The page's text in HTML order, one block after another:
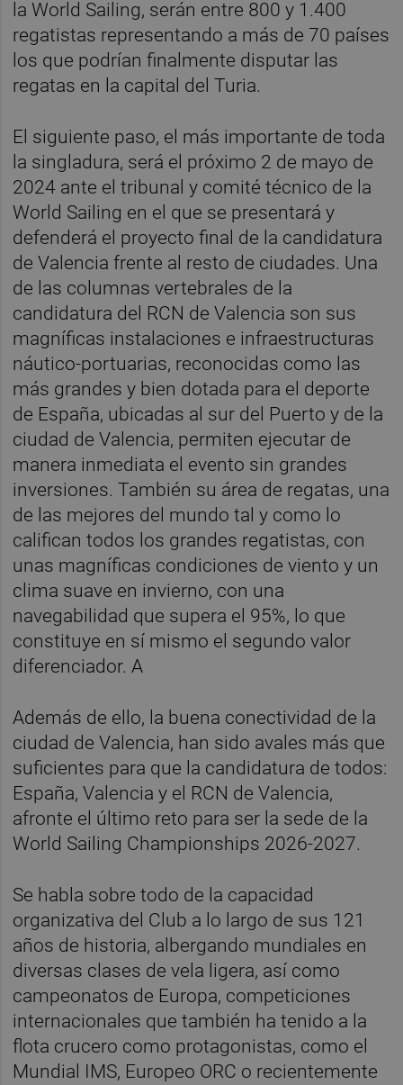
la World Sailing, serán entre 800 y 1.400
regatistas representando a más de 70 países
los que podrían finalmente disputar las
regatas en la capital del Turia.
El siguiente paso, el más importante de toda
la singladura, será el próximo 2 de mayo de
2024 ante el tribunal y comité técnico de la
World Sailing en el que se presentará y
defenderá el proyecto final de la candidatura
de Valencia frente al resto de ciudades. Una
de las columnas vertebrales de la
candidatura del RCN de Valencia son sus
magníficas instalaciones e infraestructuras
náutico-portuarias, reconocidas como las
más grandes y bien dotada para el deporte
de España, ubicadas al sur del Puerto y de la
ciudad de Valencia, permiten ejecutar de
manera inmediata el evento sin grandes
inversiones. También su área de regatas, una
de las mejores del mundo tal y como lo
califican todos los grandes regatistas, con
unas magníficas condiciones de viento y un
clima suave en invierno, con una
navegabilidad que supera el 95%, lo que
constituye en sí mismo el segundo valor
diferenciador. A
Además de ello, la buena conectividad de la
ciudad de Valencia, han sido avales más que
suficientes para que la candidatura de todos:
España, Valencia y el RCN de Valencia,
afronte el último reto para ser la sede de la
World Sailing Championships 2026-2027.
Se habla sobre todo de la capacidad
organizativa del Club a lo largo de sus 121
años de historia, albergando mundiales en
diversas clases de vela ligera, así como
campeonatos de Europa, competiciones
internacionales que también ha tenido a la
flota crucero como protagonistas, como el
Mundial IMS, Europeo ORC o recientemente